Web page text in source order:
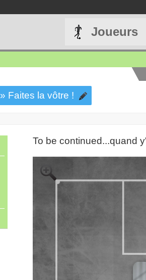
Joueurs
» Faites la vôtre !
To be continued...quand